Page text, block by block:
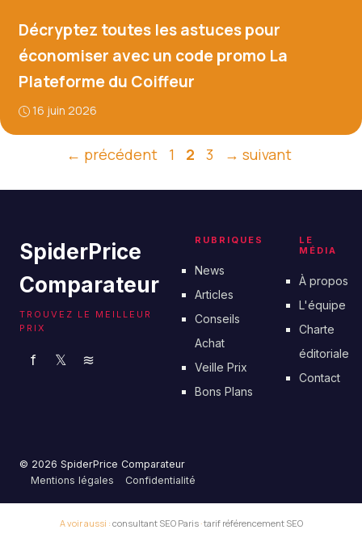
Décryptez toutes les astuces pour
économiser avec un code promo La
Plateforme du Coiffeur
16 juin 2026
← précédent Page
1 Page
2 Page
3 → suivant
SpiderPrice
Comparateur
TROUVEZ LE MEILLEUR
PRIX
f 𝕏 ≋
RUBRIQUES
News
Articles
Conseils
Achat
Veille Prix
Bons Plans
LE
MÉDIA
À propos
L'équipe
Charte
éditoriale
Contact
© 2026 SpiderPrice Comparateur
Mentions légales
Confidentialité
A voir aussi : consultant SEO Paris·tarif référencement SEO